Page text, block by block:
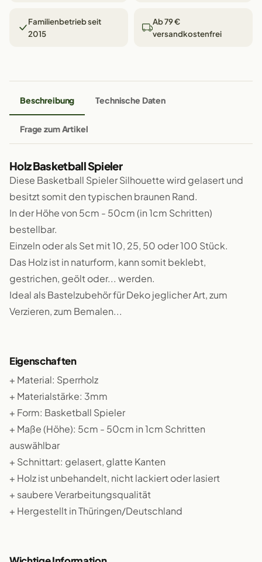
Familienbetrieb seit
2015
Ab 79 €
versandkostenfrei
Beschreibung Technische Daten
Frage zum Artikel
Holz Basketball Spieler
Diese Basketball Spieler Silhouette wird gelasert und
besitzt somit den typischen braunen Rand.
In der Höhe von 5cm - 50cm (in 1cm Schritten)
bestellbar.
Einzeln oder als Set mit 10, 25, 50 oder 100 Stück.
Das Holz ist in naturform, kann somit beklebt,
gestrichen, geölt oder... werden.
Ideal als Bastelzubehör für Deko jeglicher Art, zum
Verzieren, zum Bemalen...
Eigenschaften
+ Material: Sperrholz
+ Materialstärke: 3mm
+ Form: Basketball Spieler
+ Maße (Höhe): 5cm - 50cm in 1cm Schritten
auswählbar
+ Schnittart: gelasert, glatte Kanten
+ Holz ist unbehandelt, nicht lackiert oder lasiert
+ saubere Verarbeitungsqualität
+ Hergestellt in Thüringen/Deutschland